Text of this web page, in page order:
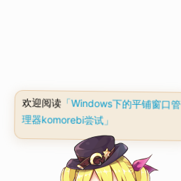
欢迎阅读「Windows下的平铺窗口管
理器komorebi尝试」